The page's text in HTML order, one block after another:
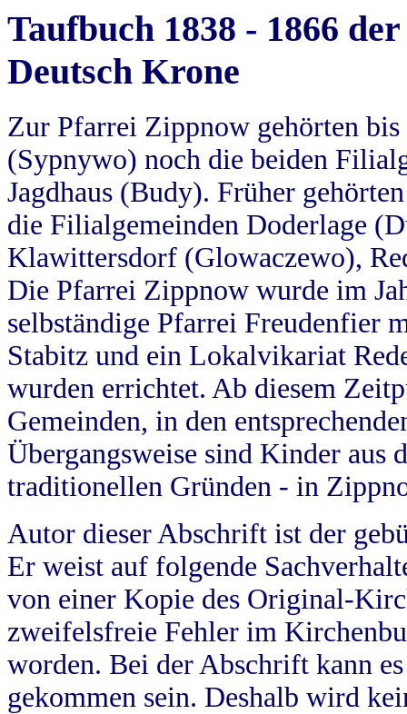
Taufbuch 1838 - 1866
Deutsch Krone
Zur Pfarrei Zippnow gehörten
(Sypnywo) noch die beiden
Jagdhaus (Budy). Früher
die Filialgemeinden Doderlage
Klawittersdorf (Glowaczewo),
Die Pfarrei Zippnow wurde im
selbständige Pfarrei Freudenfier
Stabitz und ein Lokalvikariat
wurden errichtet. Ab diesem
Gemeinden, in den
Übergangsweise sind Kinder aus
traditionellen Gründen - in
Autor dieser Abschrift ist der
Er weist auf folgende
von einer Kopie des Original-
zweifelsfreie Fehler im
worden. Bei der Abschrift kann
gekommen sein. Deshalb wird